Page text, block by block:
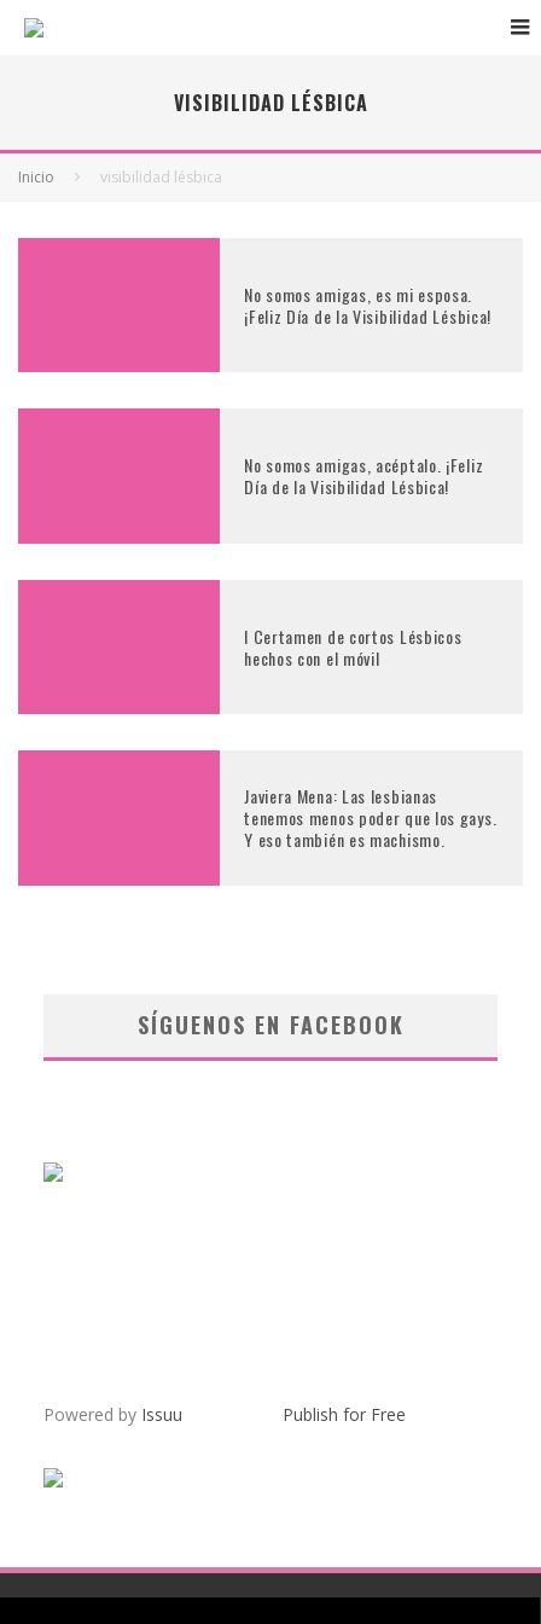
VISIBILIDAD LÉSBICA
Inicio visibilidad lésbica
No somos amigas, es mi esposa.
¡Feliz Día de la Visibilidad Lésbica!
No somos amigas, acéptalo. ¡Feliz
Día de la Visibilidad Lésbica!
I Certamen de cortos Lésbicos
hechos con el móvil
Javiera Mena: Las lesbianas
tenemos menos poder que los gays.
Y eso también es machismo.
SÍGUENOS EN FACEBOOK
Powered by Issuu Publish for Free